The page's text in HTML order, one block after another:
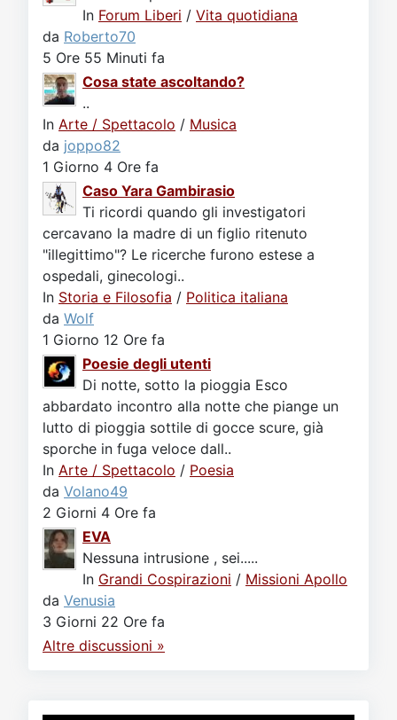
In Forum Liberi / Vita quotidiana
da Roberto70
5 Ore 55 Minuti fa
Cosa state ascoltando?
..
In Arte / Spettacolo / Musica
da joppo82
1 Giorno 4 Ore fa
Caso Yara Gambirasio
Ti ricordi quando gli investigatori
cercavano la madre di un figlio ritenuto
"illegittimo"? Le ricerche furono estese a
ospedali, ginecologi..
In Storia e Filosofia / Politica italiana
da Wolf
1 Giorno 12 Ore fa
Poesie degli utenti
Di notte, sotto la pioggia Esco
abbardato incontro alla notte che piange un
lutto di pioggia sottile di gocce scure, già
sporche in fuga veloce dall..
In Arte / Spettacolo / Poesia
da Volano49
2 Giorni 4 Ore fa
EVA
Nessuna intrusione , sei.....
In Grandi Cospirazioni / Missioni Apollo
da Venusia
3 Giorni 22 Ore fa
Altre discussioni »